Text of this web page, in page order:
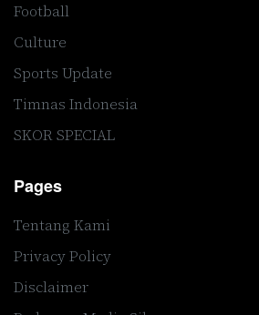
Football
Culture
Sports Update
Timnas Indonesia
SKOR SPECIAL
Pages
Tentang Kami
Privacy Policy
Disclaimer